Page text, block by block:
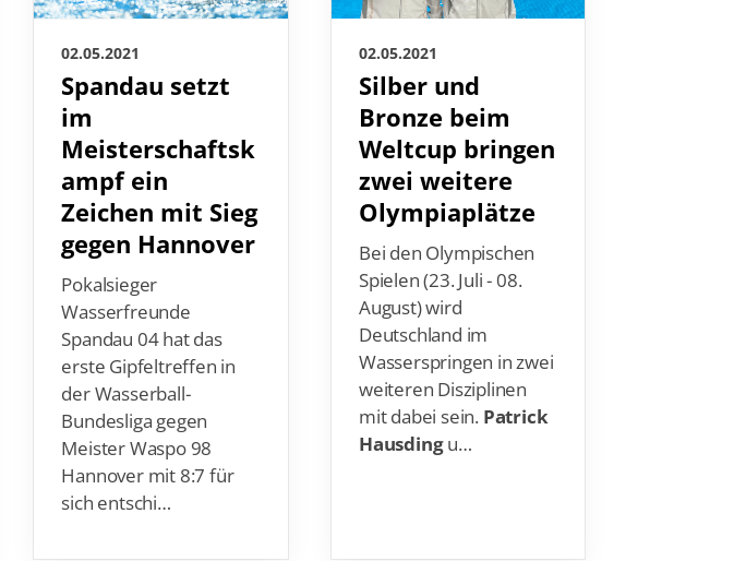
02.05.2021
Spandau setzt
im
Meisterschaftsk
ampf ein
Zeichen mit Sieg
gegen Hannover
Pokalsieger
Wasserfreunde
Spandau 04 hat das
erste Gipfeltreffen in
der Wasserball-
Bundesliga gegen
Meister Waspo 98
Hannover mit 8:7 für
sich entschi…
02.05.2021
Silber und
Bronze beim
Weltcup bringen
zwei weitere
Olympiaplätze
Bei den Olympischen
Spielen (23. Juli - 08.
August) wird
Deutschland im
Wasserspringen in zwei
weiteren Disziplinen
mit dabei sein.Patrick
Hausdingu…